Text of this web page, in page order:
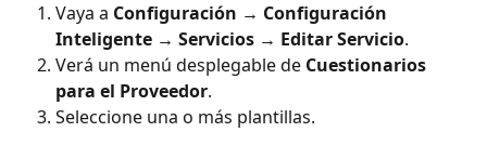
Vaya a Configuración → Configuración
Inteligente → Servicios → Editar Servicio.
Verá un menú desplegable de Cuestionarios
para el Proveedor.
Seleccione una o más plantillas.